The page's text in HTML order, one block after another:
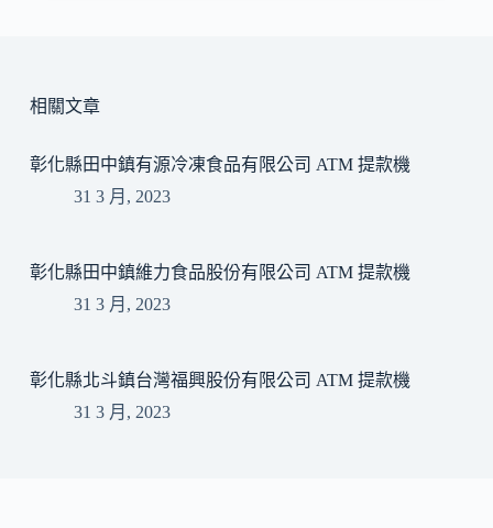
相關文章
彰化縣田中鎮有源冷凍食品有限公司 ATM 提款機
31 3 月, 2023
彰化縣田中鎮維力食品股份有限公司 ATM 提款機
31 3 月, 2023
彰化縣北斗鎮台灣福興股份有限公司 ATM 提款機
31 3 月, 2023